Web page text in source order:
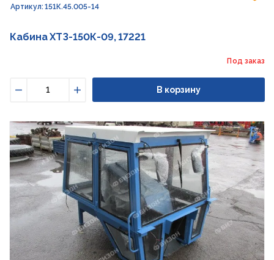
Артикул: 151К.45.005-14
Кабина ХТЗ-150К-09, 17221
Под заказ
Увеличить
В корзину